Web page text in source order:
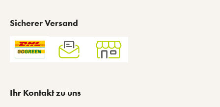
Sicherer Versand
Ihr Kontakt zu uns